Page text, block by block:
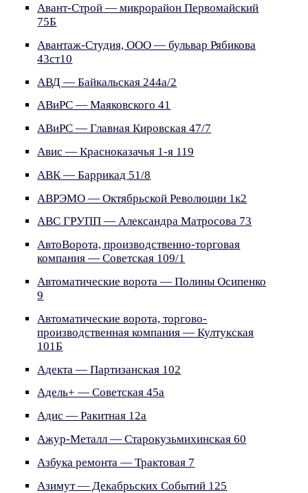
Авант-Строй — микрорайон Первомайский
75Б
Авантаж-Студия, ООО — бульвар Рябикова
43ст10
АВД — Байкальская 244а/2
АВиРС — Маяковского 41
АВиРС — Главная Кировская 47/7
Авис — Красноказачья 1-я 119
АВК — Баррикад 51/8
АВРЭМО — Октябрьской Революции 1к2
АВС ГРУПП — Александра Матросова 73
АвтоВорота, производственно-торговая
компания — Советская 109/1
Автоматические ворота — Полины Осипенко
9
Автоматические ворота, торгово-
производственная компания — Култукская
101Б
Адекта — Партизанская 102
Адель+ — Советская 45а
Адис — Ракитная 12а
Ажур-Металл — Старокузьмихинская 60
Азбука ремонта — Трактовая 7
Азимут — Декабрьских Событий 125